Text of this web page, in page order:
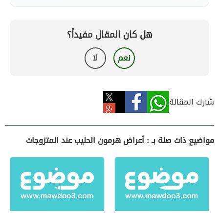
هل كان المقال مفيداً؟
نعم لا
شارك المقالة
مواضيع ذات صلة بـ : أعراض هرمون الحليب عند المتزوجات